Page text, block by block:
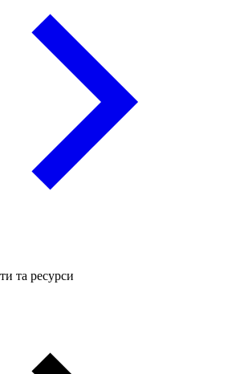
та ресурси